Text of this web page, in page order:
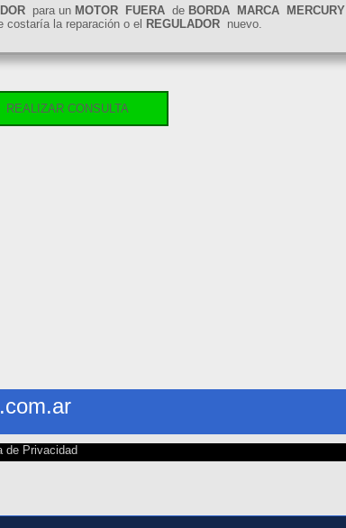
para un MOTOR FUERAde BORDA MARCA MERCURY
la reparación o el REGULADORnuevo.
REALIZAR CONSULTA
de Privacidad